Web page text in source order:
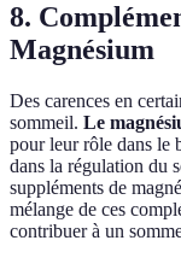
8.
Magnésium
Des carences en
sommeil. Le
pour leur rôle dans le
dans la régulation du
suppléments de
mélange de ces
contribuer à un